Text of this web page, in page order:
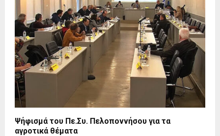
Ψήφισμά του Πε.Συ. Πελοποννήσου για τα
αγροτικά θέματα